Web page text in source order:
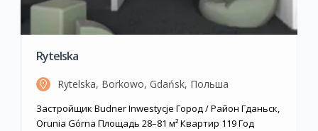
Rytelska
Rytelska, Borkowo, Gdańsk, Польша
Застройщик Budner Inwestycje Город / Район Гданьск,
Orunia Górna Площадь 28–81 м² Квартир 119 Год